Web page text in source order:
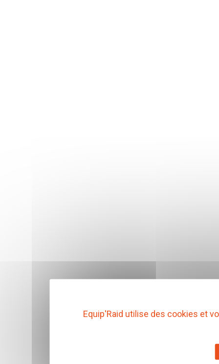
Equip'Raid utilise des cookies et